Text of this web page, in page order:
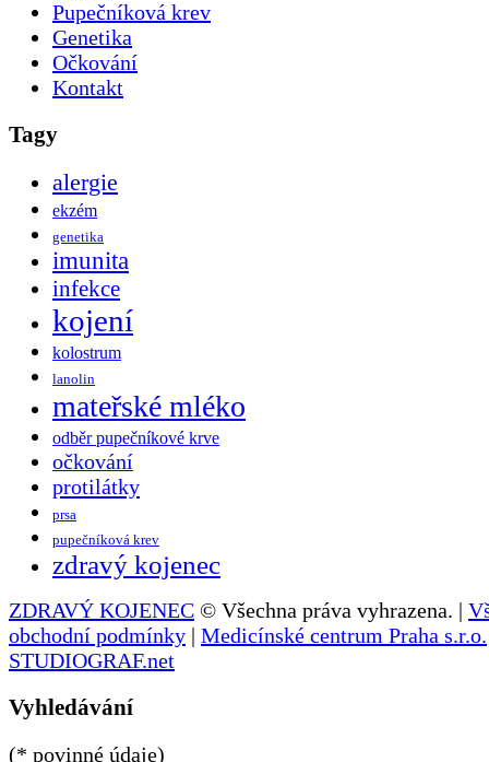
Pupečníková krev
Genetika
Očkování
Kontakt
Tagy
alergie
ekzém
genetika
imunita
infekce
kojení
kolostrum
lanolin
mateřské mléko
odběr pupečníkové krve
očkování
protilátky
prsa
pupečníková krev
zdravý kojenec
ZDRAVÝ KOJENEC © Všechna práva vyhrazena. |
obchodní podmínky | Medicínské centrum Praha s.r.o.
STUDIOGRAF.net
Vyhledávání
(* povinné údaje)